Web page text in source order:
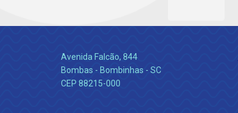
Avenida Falcão, 844
Bombas - Bombinhas - SC
CEP 88215-000